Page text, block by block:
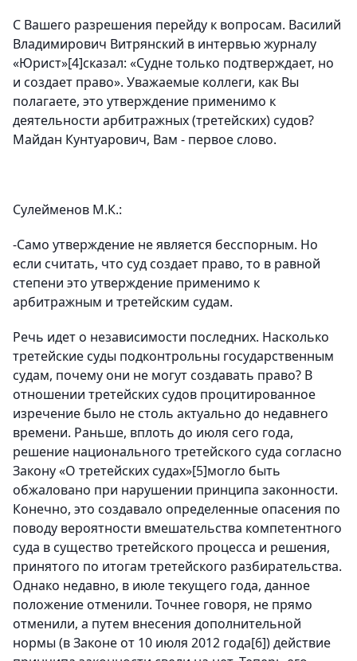
С Вашего разрешения перейду к вопросам. Василий
Владимирович Витрянский в интервью журналу
«Юрист»[4]сказал: «Судне только подтверждает, но
и создает право». Уважаемые коллеги, как Вы
полагаете, это утверждение применимо к
деятельности арбитражных (третейских) судов?
Майдан Кунтуарович, Вам - первое слово.
Сулейменов М.К.:
-Само утверждение не является бесспорным. Но
если считать, что суд создает право, то в равной
степени это утверждение применимо к
арбитражным и третейским судам.
Речь идет о независимости последних. Насколько
третейские суды подконтрольны государственным
судам, почему они не могут создавать право? В
отношении третейских судов процитированное
изречение было не столь актуально до недавнего
времени. Раньше, вплоть до июля сего года,
решение национального третейского суда согласно
Закону «О третейских судах»[5]могло быть
обжаловано при нарушении принципа законности.
Конечно, это создавало определенные опасения по
поводу вероятности вмешательства компетентного
суда в существо третейского процесса и решения,
принятого по итогам третейского разбирательства.
Однако недавно, в июле текущего года, данное
положение отменили. Точнее говоря, не прямо
отменили, а путем внесения дополнительной
нормы (в Законе от 10 июля 2012 года[6]) действие